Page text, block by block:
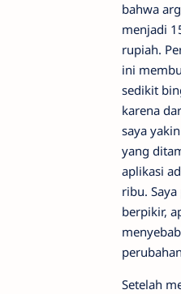
bahwa
menjadi
rupiah.
ini
sedikit
karena
saya
yang
aplikasi
ribu.
berpikir,
Setelah